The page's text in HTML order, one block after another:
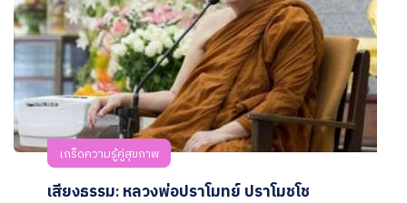
เกร็ดความรู้คู่สุขภาพ
เสียงธรรม: หลวงพ่อปราโมทย์ ปราโมชโช